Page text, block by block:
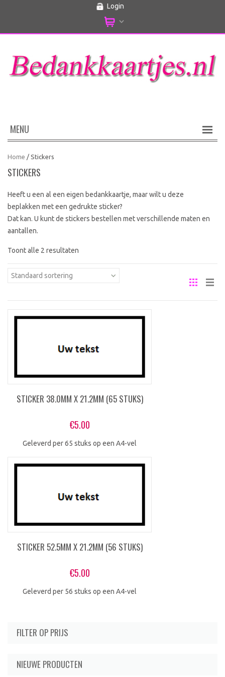
Login
MENU
Home / Stickers
STICKERS
Heeft u een al een eigen bedankkaartje, maar wilt u deze
beplakken met een gedrukte sticker?
Dat kan. U kunt de stickers bestellen met verschillende maten en
aantallen.
Toont alle 2 resultaten
Standaard sortering
STICKER 38.0MM X 21.2MM (65 STUKS)
€5.00
Geleverd per 65 stuks op een A4-vel
STICKER 52.5MM X 21.2MM (56 STUKS)
€5.00
Geleverd per 56 stuks op een A4-vel
FILTER OP PRIJS
NIEUWE PRODUCTEN